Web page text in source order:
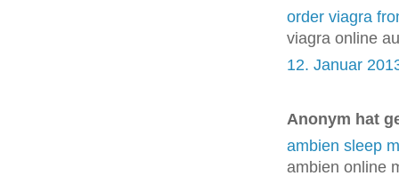
order viagra
viagra online
12. Januar
Anonym hat
ambien sleep
ambien online